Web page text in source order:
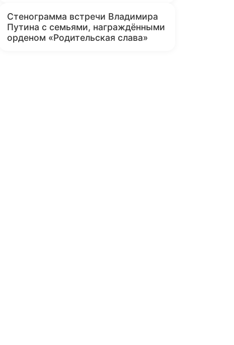
Стенограмма встречи Владимира
Путина с семьями, награждёнными
орденом «Родительская слава»